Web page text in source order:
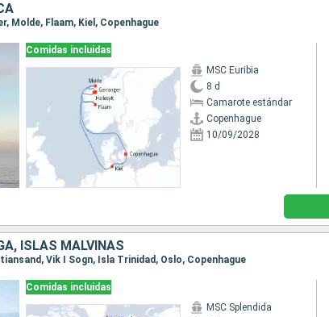
Molde, Flaam, Kiel, Copenhague
Comidas incluidas
MSC Euribia
8 d
Camarote estándar
Copenhague
10/09/2028
ISLAS MALVINAS
Vik I Sogn, Isla Trinidad, Oslo, Copenhague
Comidas incluidas
MSC Splendida